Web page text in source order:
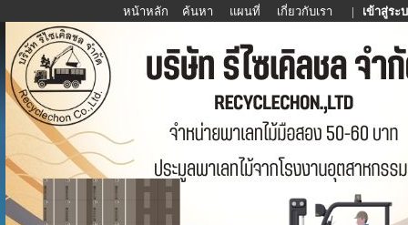
หน้าหลัก ค้นหา แผนที่ เกี่ยวกับเรา | เข้าสู่ระ